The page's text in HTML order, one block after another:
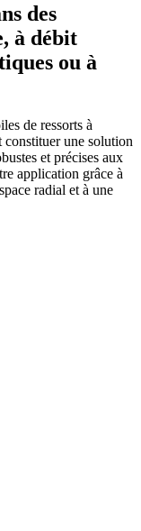
des
à débit
ou à
de ressorts à
constituer une solution
et précises aux
application grâce à
radial et à une